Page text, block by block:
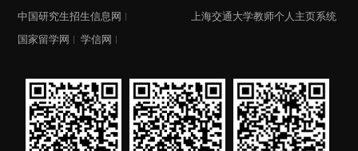
中国研究生招生信息网
国家留学网
学信网
上海交通大学教师个人主页系统